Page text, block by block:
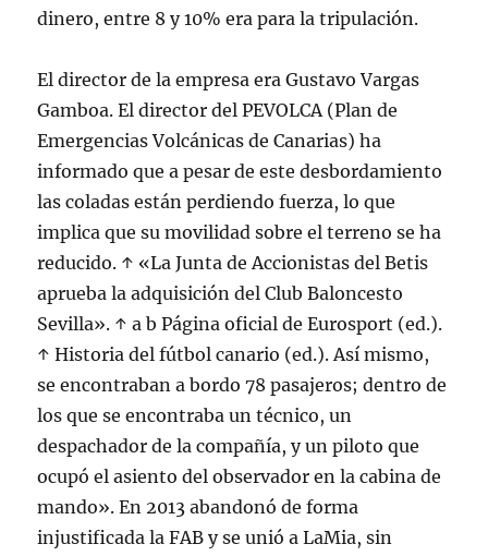
dinero, entre 8 y 10% era para la tripulación.
El director de la empresa era Gustavo Vargas
Gamboa. El director del PEVOLCA (Plan de
Emergencias Volcánicas de Canarias) ha
informado que a pesar de este desbordamiento
las coladas están perdiendo fuerza, lo que
implica que su movilidad sobre el terreno se ha
reducido. ↑ «La Junta de Accionistas del Betis
aprueba la adquisición del Club Baloncesto
Sevilla». ↑ a b Página oficial de Eurosport (ed.).
↑ Historia del fútbol canario (ed.). Así mismo,
se encontraban a bordo 78 pasajeros; dentro de
los que se encontraba un técnico, un
despachador de la compañía, y un piloto que
ocupó el asiento del observador en la cabina de
mando». En 2013 abandonó de forma
injustificada la FAB y se unió a LaMia, sin